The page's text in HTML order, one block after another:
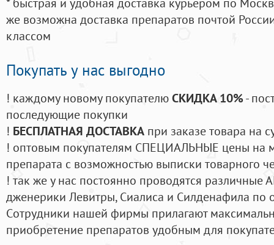
же возможна доставка препаратов почтой
классом
Покупать у нас выгодно
! каждому новому покупателюСКИДКА 10%-
последующие покупки
! БЕСПЛАТНАЯ ДОСТАВКА при заказе товара на
! оптовым покупателям СПЕЦИАЛЬНЫЕ цены на
препарата с возможностью выписки товарного
! так же у нас постоянно проводятся
дженерики Левитры, Сиалиса и Силденафила по
Cотрудники нашей фирмы прилагают
приобретение препаратов удобным для